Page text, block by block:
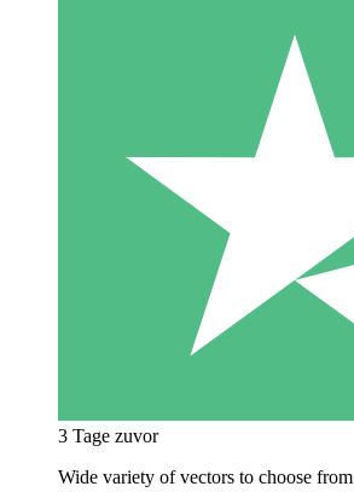
3 Tage zuvor
Wide variety of vectors to choose from